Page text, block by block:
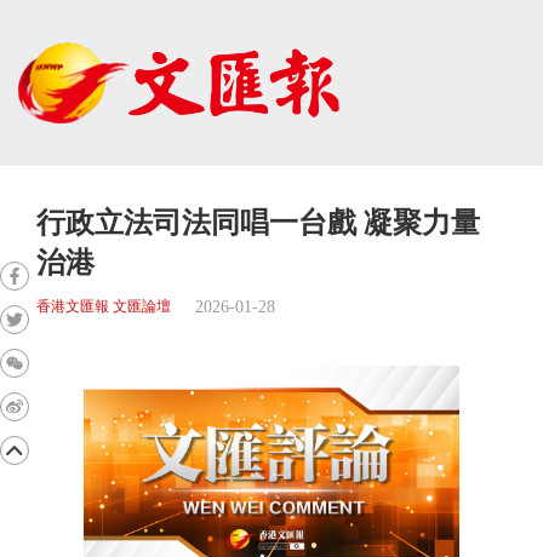
行政立法司法同唱一台戲 凝聚力量
治港
香港文匯報 文匯論壇 2026-01-28